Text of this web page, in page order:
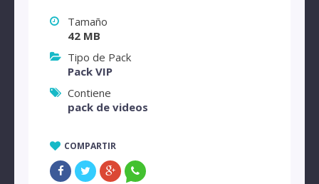
Tamaño
42 MB
Tipo de Pack
Pack VIP
Contiene
pack de videos
COMPARTIR